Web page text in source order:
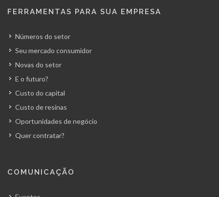
FERRAMENTAS PARA SUA EMPRESA
Números do setor
Seu mercado consumidor
Novas do setor
E o futuro?
Custo do capital
Custo de resinas
Oportunidades de negócio
Quer contratar?
COMUNICAÇÃO